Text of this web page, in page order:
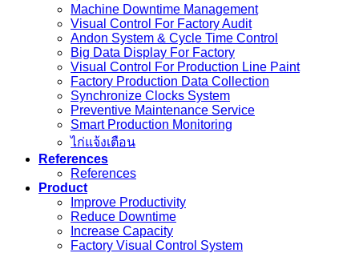
Machine Downtime Management
Visual Control For Factory Audit
Andon System & Cycle Time Control
Big Data Display For Factory
Visual Control For Production Line Paint
Factory Production Data Collection
Synchronize Clocks System
Preventive Maintenance Service
Smart Production Monitoring
ไก่แจ้งเตือน
References
References
Product
Improve Productivity
Reduce Downtime
Increase Capacity
Factory Visual Control System